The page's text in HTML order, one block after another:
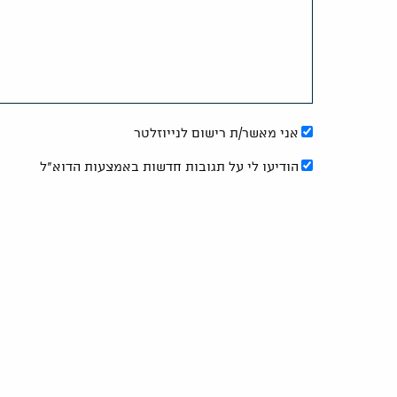
אני מאשר/ת רישום לנייוזלטר
הודיעו לי על תגובות חדשות באמצעות הדוא"ל